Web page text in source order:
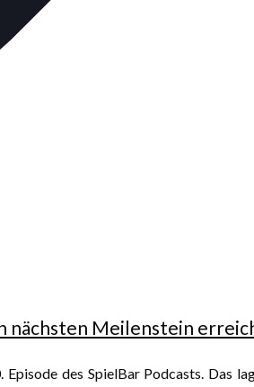
nächsten Meilenstein
des SpielBar Podcasts. Das